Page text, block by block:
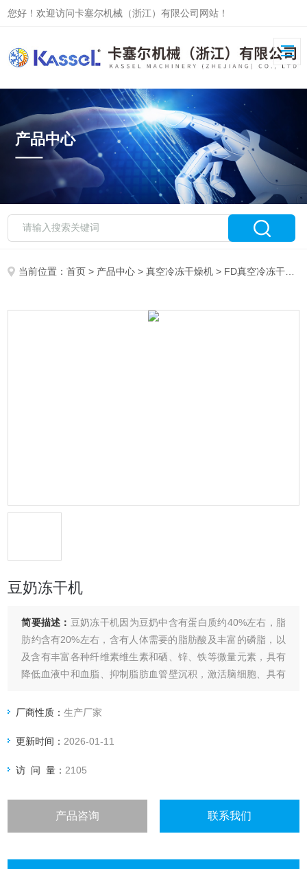
您好！欢迎访问卡塞尔机械（浙江）有限公司网站！
产品中心
当前位置：首页 > 产品中心 >真空冷冻干燥机 > FD真空冷冻干燥机
豆奶冻干机
简要描述： 豆奶冻干机因为豆奶中含有蛋白质约40%左右，脂
肪约含有20%左右，含有人体需要的脂肪酸及丰富的磷脂，以
及含有丰富各种纤维素维生素和硒、锌、铁等微量元素，具有
降低血液中和血脂、抑制脂肪血管壁沉积，激活脑细胞、具有
品，具有原来豆奶的营养成分，而且方便运输和保存，食用方
厂商性质：生产厂家
更新时间： 2026-01-11
访 问 量： 2105
产品咨询 联系我们